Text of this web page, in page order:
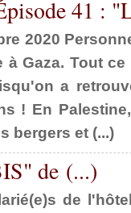
41 :
2020
à Gaza. Tout
a
! En
bergers et (...)
de (...)
de